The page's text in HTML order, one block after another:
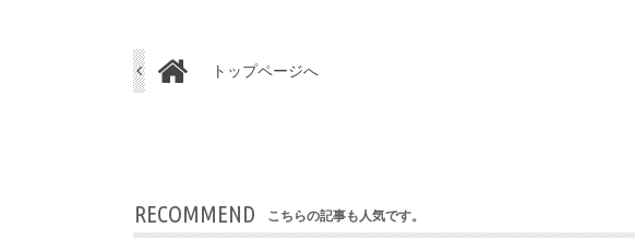
トップページへ
RECOMMEND こちらの記事も人気です。